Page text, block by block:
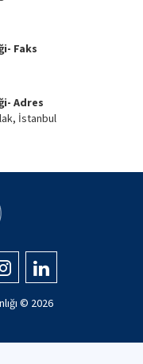
Faks
Adres
İstanbul
© 2026